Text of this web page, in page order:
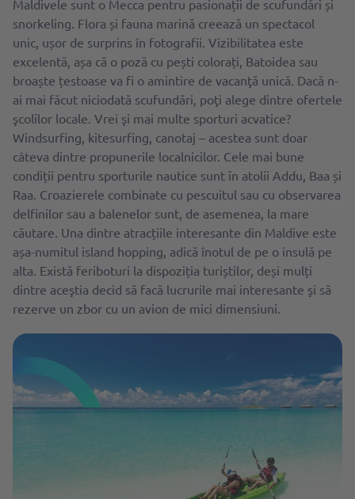
Maldivele sunt o Mecca pentru pasionații de scufundări și
snorkeling. Flora și fauna marină creează un spectacol
unic, ușor de surprins în fotografii. Vizibilitatea este
excelentă, așa că o poză cu pești colorați, Batoidea sau
broaște țestoase va fi o amintire de vacanţă unică. Dacă n-
ai mai făcut niciodată scufundări, poţi alege dintre ofertele
şcolilor locale. Vrei şi mai multe sporturi acvatice?
Windsurfing, kitesurfing, canotaj – acestea sunt doar
câteva dintre propunerile localnicilor. Cele mai bune
condiții pentru sporturile nautice sunt ȋn atolii Addu, Baa și
Raa. Croazierele combinate cu pescuitul sau cu observarea
delfinilor sau a balenelor sunt, de asemenea, la mare
căutare. Una dintre atracțiile interesante din Maldive este
așa-numitul island hopping, adică înotul de pe o insulă pe
alta. Există feriboturi la dispoziția turiștilor, deși mulți
dintre aceştia decid să facă lucrurile mai interesante şi să
rezerve un zbor cu un avion de mici dimensiuni.